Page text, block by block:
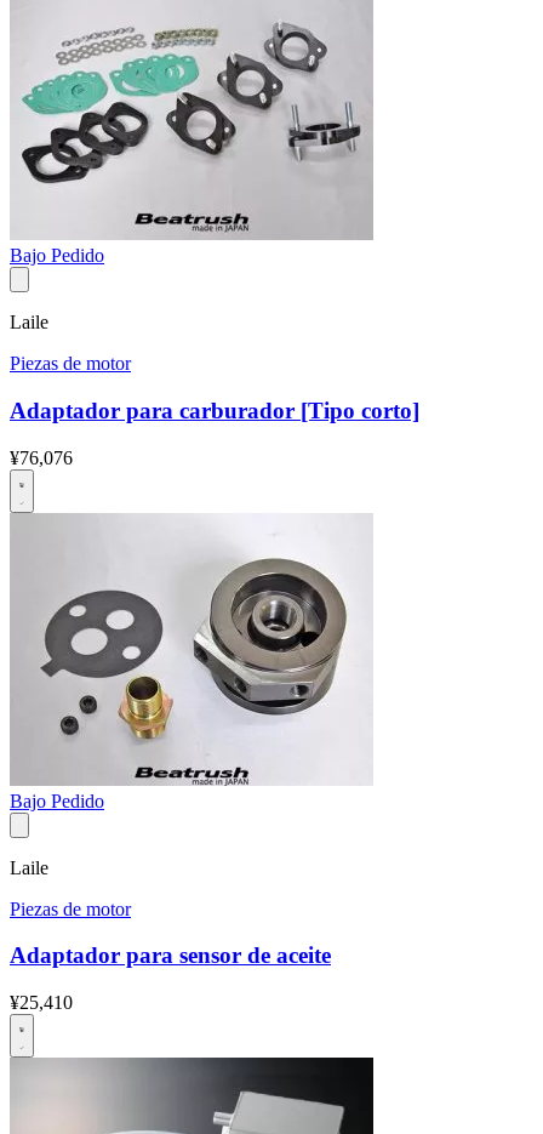
Bajo Pedido
Laile
Piezas de motor
Adaptador para carburador [Tipo corto]
¥76,076
Bajo Pedido
Laile
Piezas de motor
Adaptador para sensor de aceite
¥25,410